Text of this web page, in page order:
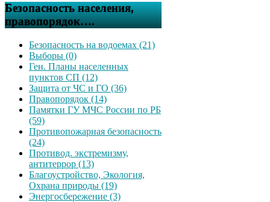
Безопасность населения,
правопорядок….
Безопасность на водоемах (21)
Выборы (0)
Ген. Планы населенных
пунктов СП (12)
Защита от ЧС и ГО (36)
Правопорядок (14)
Памятки ГУ МЧС России по РБ
(59)
Противопожарная безопасность
(24)
Противод. экстремизму,
антитеррор (13)
Благоустройство, Экология,
Охрана природы (19)
Энергосбережение (3)